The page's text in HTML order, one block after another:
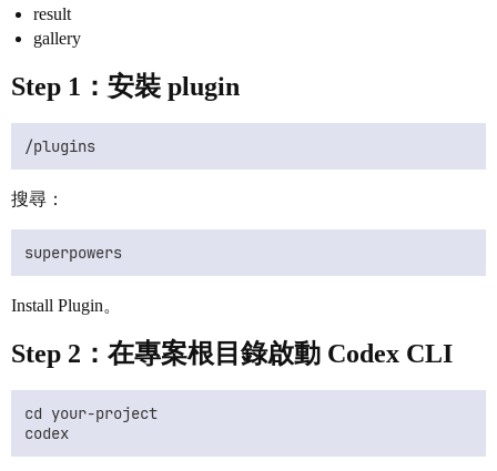
result
gallery
Step 1：安裝 plugin
搜尋：
Install Plugin。
Step 2：在專案根目錄啟動 Codex CLI
cd your-project